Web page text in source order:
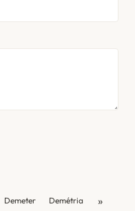
Demeter Demétria »